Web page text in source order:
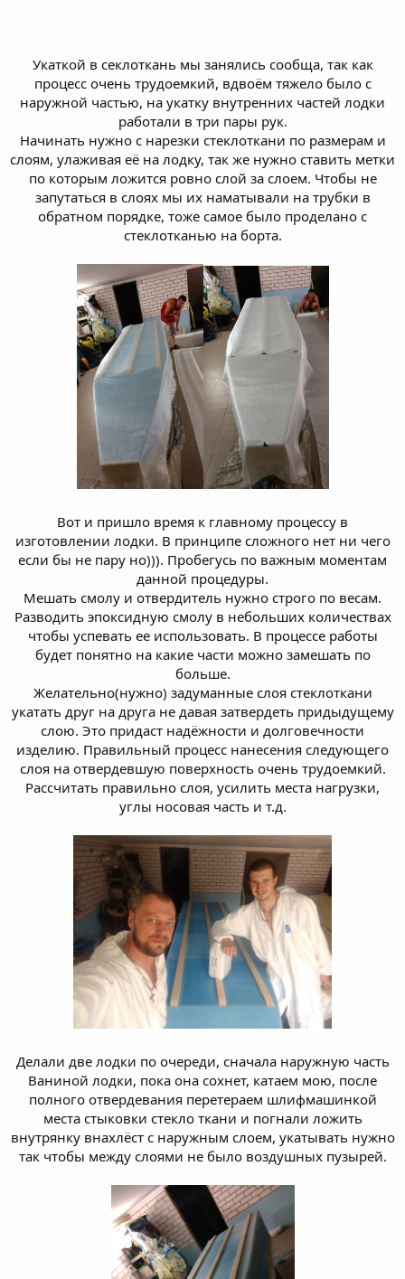
Укаткой в секлоткань мы занялись сообща, так как
процесс очень трудоемкий, вдвоём тяжело было с
наружной частью, на укатку внутренних частей лодки
работали в три пары рук.
Начинать нужно с нарезки стеклоткани по размерам и
слоям, улаживая её на лодку, так же нужно ставить метки
по которым ложится ровно слой за слоем. Чтобы не
запутаться в слоях мы их наматывали на трубки в
обратном порядке, тоже самое было проделано с
стеклотканью на борта.
Вот и пришло время к главному процессу в
изготовлении лодки. В принципе сложного нет ни чего
если бы не пару но))). Пробегусь по важным моментам
данной процедуры.
Мешать смолу и отвердитель нужно строго по весам.
Разводить эпоксидную смолу в небольших количествах
чтобы успевать ее использовать. В процессе работы
будет понятно на какие части можно замешать по
больше.
Желательно(нужно) задуманные слоя стеклоткани
укатать друг на друга не давая затвердеть придыдущему
слою. Это придаст надёжности и долговечности
изделию. Правильный процесс нанесения следующего
слоя на отвердевшую поверхность очень трудоемкий.
Рассчитать правильно слоя, усилить места нагрузки,
углы носовая часть и т.д.
Делали две лодки по очереди, сначала наружную часть
Ваниной лодки, пока она сохнет, катаем мою, после
полного отвердевания перетераем шлифмашинкой
места стыковки стекло ткани и погнали ложить
внутрянку внахлёст с наружным слоем, укатывать нужно
так чтобы между слоями не было воздушных пузырей.